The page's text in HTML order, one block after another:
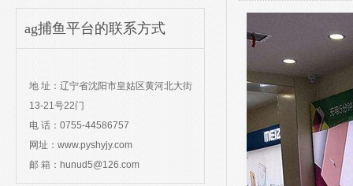
ag捕鱼平台的联系方式
地 址：辽宁省沈阳市皇姑区黄河北大街
13-21号22门
电 话：0755-44586757
网址：www.pyshyjy.com
邮 箱： hunud5@126.com